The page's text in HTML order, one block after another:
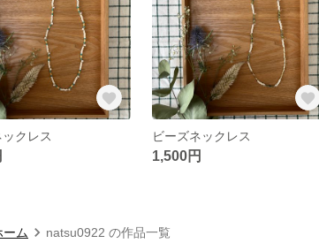
クレス ビーズネックレス
1,500円
ーム natsu0922 の作品一覧